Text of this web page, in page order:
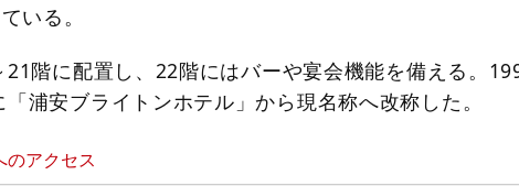
いる。
階に配置し、22階にはバーや宴会機能を備える。
浦安ブライトンホテル」から現名称へ改称した。
のアクセス